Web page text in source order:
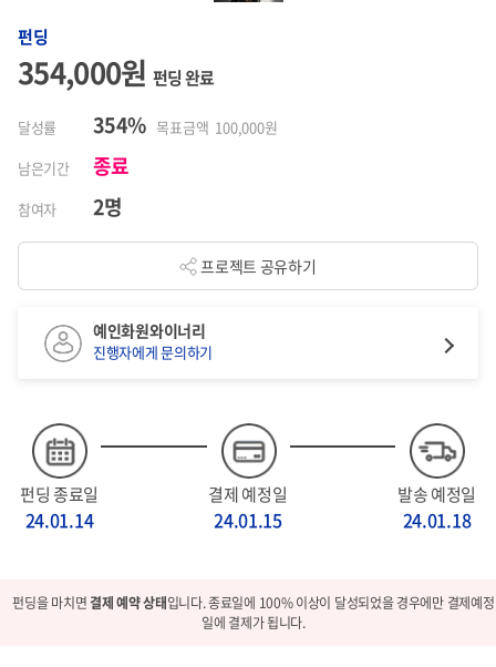
펀딩
354,000원 펀딩 완료
달성률 354% 목표금액 100,000원
남은기간
종료
참여자 2명
프로젝트 공유하기
펀딩 종료일
24.01.14
결제 예정일
24.01.15
발송 예정일
24.01.18
예인화원와이너리
진행자에게 문의하기
펀딩을 마치면결제 예약 상태입니다. 종료일에 100% 이상이 달성되었을 경우에만 결제예정
일에 결제가 됩니다.